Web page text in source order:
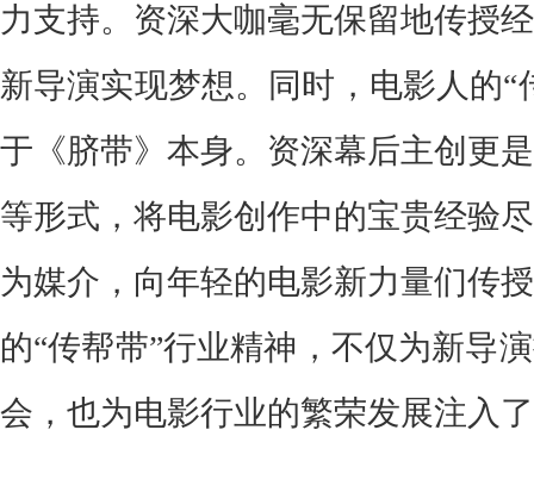
力支持。资深大咖毫无保留地传授
新导演实现梦想。同时，电影人的“
于《脐带》本身。 资深幕后主创更是
等形式，将电影创作中的宝贵经验
为媒介，向年轻的电影新力量们传
的“传帮带”行业精神，不仅为新导
会，也为电影行业的繁荣发展注入